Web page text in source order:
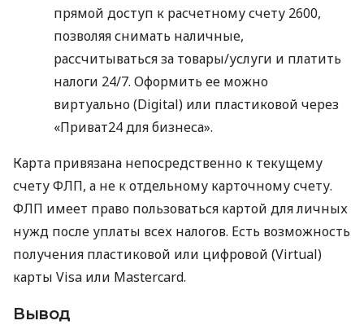
прямой доступ к расчетному счету 2600,
позволяя снимать наличные,
рассчитываться за товары/услуги и платить
налоги 24/7. Оформить ее можно
виртуально (Digital) или пластиковой через
«Приват24 для бизнеса».
Карта привязана непосредственно к текущему
счету ФЛП, а не к отдельному карточному счету.
ФЛП имеет право пользоваться картой для личных
нужд после уплаты всех налогов. Есть возможность
получения пластиковой или цифровой (Virtual)
карты Visa или Mastercard.
Вывод